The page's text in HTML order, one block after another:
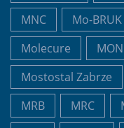
MNC
Mo-BRUK
Molecure
MON
Mostostal Zabrze
MRB
MRC